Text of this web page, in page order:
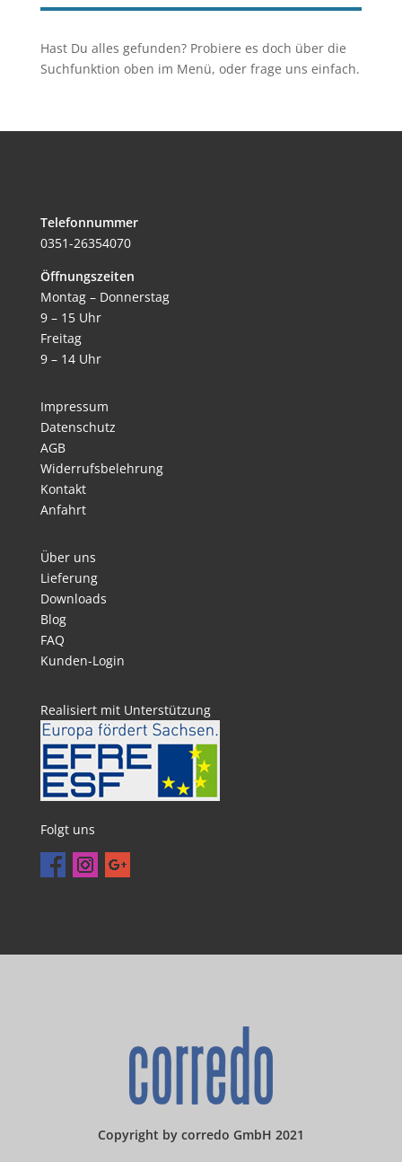
Hast Du alles gefunden? Probiere es doch über die
Suchfunktion oben im Menü, oder frage uns einfach.
Telefonnummer
0351-26354070
Öffnungszeiten
Montag – Donnerstag
9 – 15 Uhr
Freitag
9 – 14 Uhr
Impressum
Datenschutz
AGB
Widerrufsbelehrung
Kontakt
Anfahrt
Über uns
Lieferung
Downloads
Blog
FAQ
Kunden-Login
Realisiert mit Unterstützung
Folgt uns
Copyright by corredo GmbH 2021